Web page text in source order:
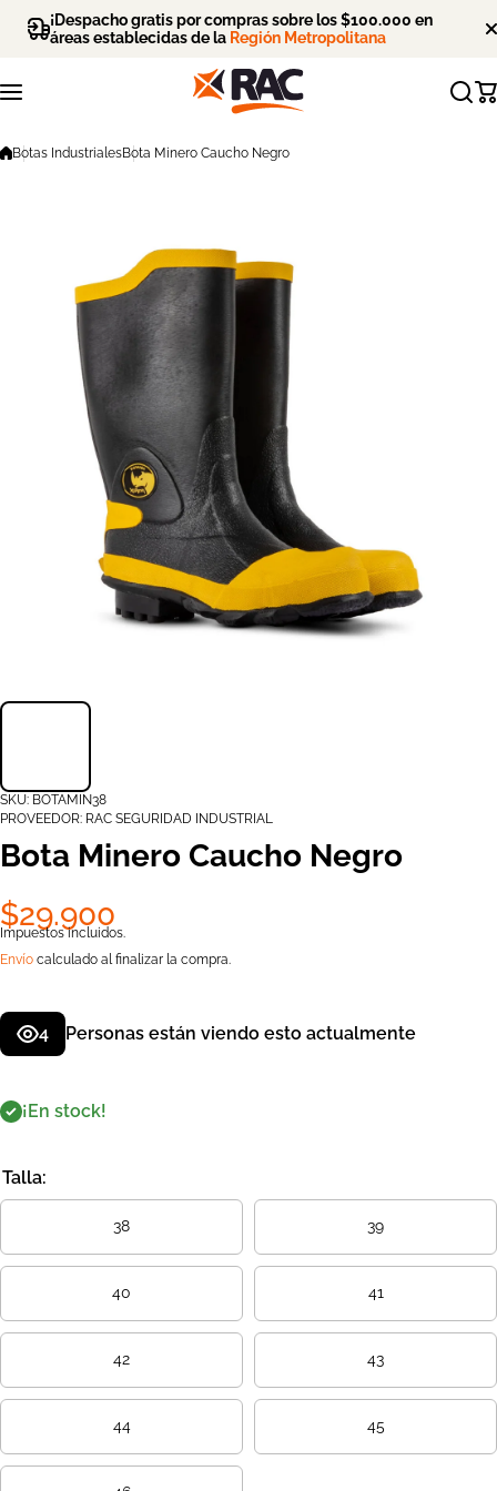
Saltar al contenido
¡Despacho gratis por compras sobre los $100.000 en
áreas establecidas de la Región Metropolitana
Botas IndustrialesBota Minero Caucho Negro
SKU: BOTAMIN38
PROVEEDOR: RAC SEGURIDAD INDUSTRIAL
Bota Minero Caucho Negro
$29.900
Impuestos incluidos.
Envío calculado al finalizar la compra.
4 Personas están viendo esto actualmente
¡En stock!
Talla:
38 39
40 41
42 43
44 45